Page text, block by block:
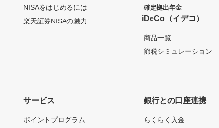
NISAをはじめるには
楽天証券NISAの魅力
確定拠出年金
iDeCo（イデコ）
商品一覧
節税シミュレーション
サービス
ポイントプログラム
銀行との口座連携
らくらく入金